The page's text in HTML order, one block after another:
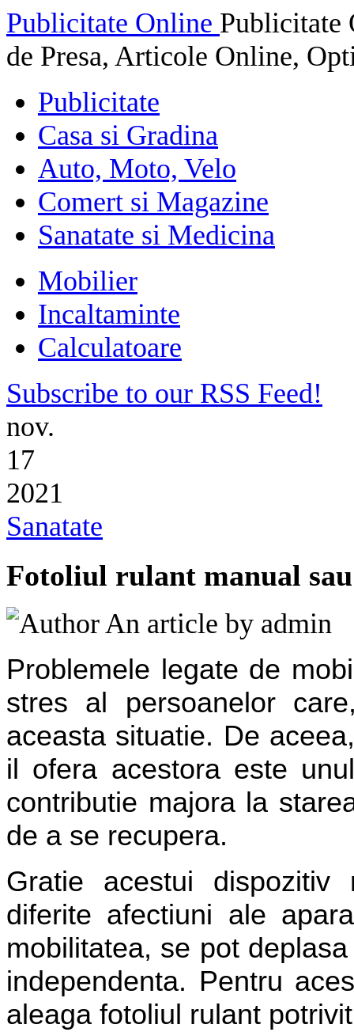
Publicitate Online Publicitate
de Presa, Articole Online,
Publicitate
Casa si Gradina
Auto, Moto, Velo
Comert si Magazine
Sanatate si Medicina
Mobilier
Incaltaminte
Calculatoare
Subscribe to our RSS Feed!
nov.
17
2021
Sanatate
Fotoliul rulant manual
An article by
Problemele legate de
stres al persoanelor
aceasta situatie. De
il ofera acestora este
contributie majora la
de a se recupera.
Gratie acestui
diferite afectiuni ale
mobilitatea, se pot
independenta. Pentru
aleaga fotoliul rulant